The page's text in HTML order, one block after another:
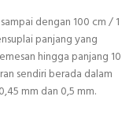
dengan 100 cm / 1
panjang yang
hingga panjang 10
sendiri berada dalam
mm dan 0,5 mm.